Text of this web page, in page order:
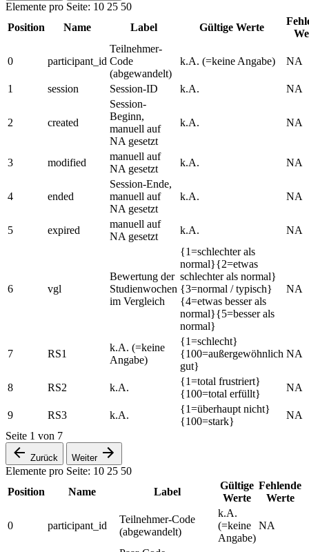
Elemente pro Seite: 10 25 50
Position
Name Label Gültige Werte
0 participant_id
Teilnehmer-
Code
(abgewandelt)
k.A. (=keine Angabe) NA
1 session Session-ID k.A. NA
2 created
Session-
Beginn,
manuell auf
NA gesetzt
k.A. NA
3 modified
manuell auf
NA gesetzt
k.A. NA
4 ended
Session-Ende,
manuell auf
NA gesetzt
k.A. NA
5 expired
manuell auf
NA gesetzt
k.A. NA
6 vgl
Bewertung der
Studienwochen
im Vergleich
{1=schlechter als
normal}{2=etwas
schlechter als normal}
{3=normal / typisch}
{4=etwas besser als
normal}{5=besser als
normal}
NA
7 RS1
k.A. (=keine
Angabe)
{1=schlecht}
{100=außergewöhnlich
gut}
NA
8 RS2 k.A.
{1=total frustriert}
{100=total erfüllt}
NA
9 RS3 k.A.
{1=überhaupt nicht}
{100=stark}
NA
Seite 1 von 7
Zurück Weiter
Elemente pro Seite: 10 25 50
Position
Name Label
Gültige
Werte
Fehlende
Werte
0 participant_id
Teilnehmer-Code
(abgewandelt)
k.A.
(=keine
Angabe)
NA